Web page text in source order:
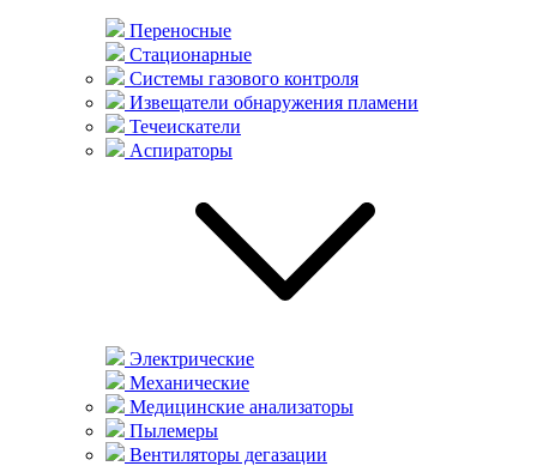
Переносные
Стационарные
Системы газового контроля
Извещатели обнаружения пламени
Течеискатели
Аспираторы
Электрические
Механические
Медицинские анализаторы
Пылемеры
Вентиляторы дегазации